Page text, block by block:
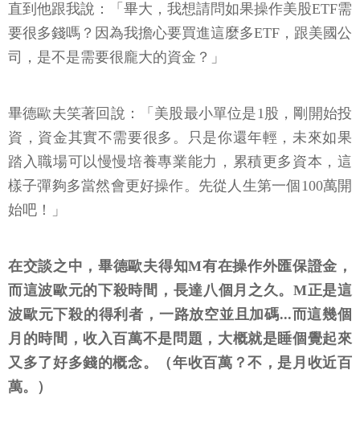
直到他跟我說：「畢大，我想請問如果操作美股ETF需
要很多錢嗎？因為我擔心要買進這麼多ETF，跟美國公
司，是不是需要很龐大的資金？」
畢德歐夫笑著回說：「美股最小單位是1股，剛開始投
資，資金其實不需要很多。只是你還年輕，未來如果
踏入職場可以慢慢培養專業能力，累積更多資本，這
樣子彈夠多當然會更好操作。先從人生第一個100萬開
始吧！」
在交談之中，畢德歐夫得知M有在操作外匯保證金，
而這波歐元的下殺時間，長達八個月之久。M正是這
波歐元下殺的得利者，一路放空並且加碼...而這幾個
月的時間，收入百萬不是問題，大概就是睡個覺起來
又多了好多錢的概念。（年收百萬？不，是月收近百
萬。）